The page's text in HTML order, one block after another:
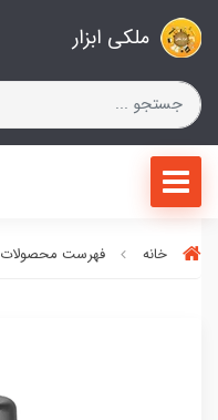
ملکی ابزار
خانه فهرست محصولات